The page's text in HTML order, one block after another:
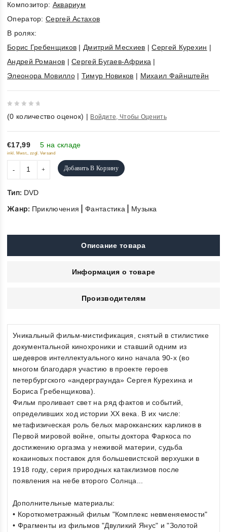
Композитор: Аквариум
Оператор:Сергей Астахов
В ролях:
Борис Гребенщиков |Дмитрий Месхиев |Сергей Курехин |
Андрей Романов |Сергей Бугаев-Африка |
Элеонора Мовилло| Тимур Новиков | Михаил Файнштейн
out
of
5
(0 количество оценок) | Войдите, Чтобы Оценить
€17,99 5 на складе
inkl. Mwst., zzgl. Versand
Добавить В Корзину
Тип: DVD
Жанр: Приключения |Фантастика Музыка
Описание товара
Информация о товаре
Производителям
Уникальный фильм-мистификация, снятый в стилистике
документальной кинохроники и ставший одним из
шедевров интеллектуального кино начала 90-х (во
многом благодаря участию в проекте героев
петербургского «андерграунда» Сергея Курехина и
Бориса Гребенщикова).
Фильм проливает свет на ряд фактов и событий,
определивших ход истории ХХ века. В их числе:
метафизическая роль белых марокканских карликов в
Первой мировой войне, опыты доктора Фаркоса по
достижению оргазма у неживой материи, судьба
кокаиновых поставок для большевистской верхушки в
1918 году, серия природных катаклизмов после
появления на небе второго Солнца...
Дополнительные материалы:
• Короткометражный фильм "Комплекс невменяемости"
• Фрагменты из фильмов "Двуликий Янус" и "Золотой